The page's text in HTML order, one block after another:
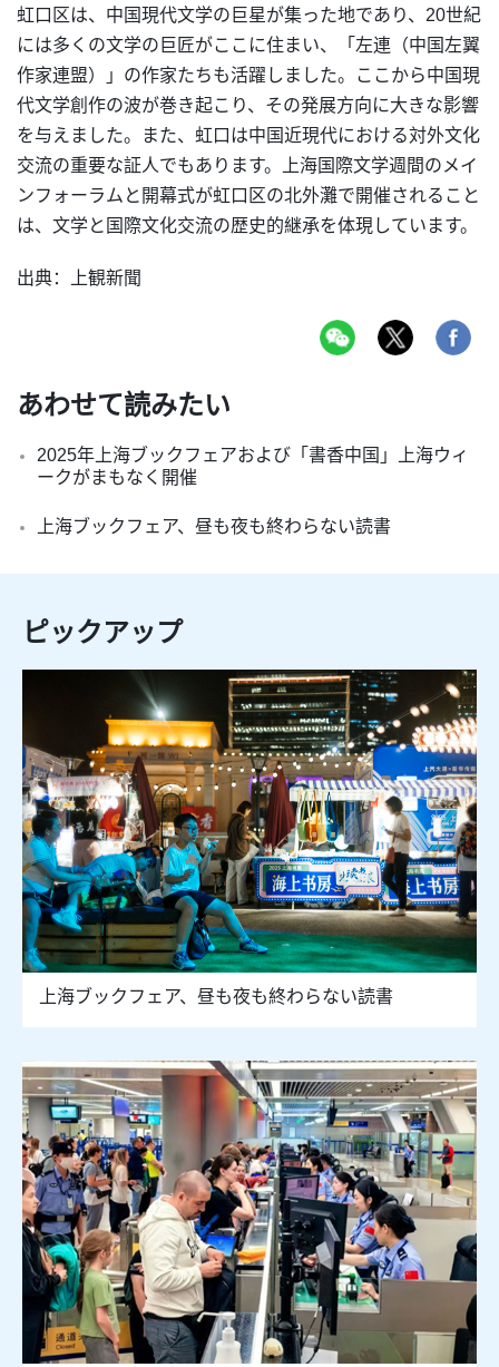
虹口区は、中国現代文学の巨星が集った地であり、20世紀
には多くの文学の巨匠がここに住まい、「左連（中国左翼
作家連盟）」の作家たちも活躍しました。ここから中国現
代文学創作の波が巻き起こり、その発展方向に大きな影響
を与えました。また、虹口は中国近現代における対外文化
交流の重要な証人でもあります。上海国際文学週間のメイ
ンフォーラムと開幕式が虹口区の北外灘で開催されること
は、文学と国際文化交流の歴史的継承を体現しています。
出典：上観新聞
あわせて読みたい
2025年上海ブックフェアおよび「書香中国」上海ウィ
ークがまもなく開催
上海ブックフェア、昼も夜も終わらない読書
ピックアップ
上海ブックフェア、昼も夜も終わらない読書